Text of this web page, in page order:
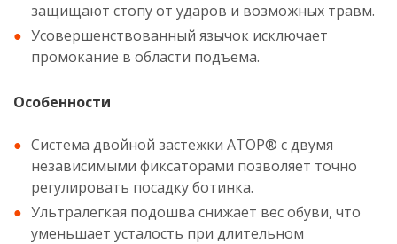
защищают стопу от ударов и возможных травм.
Усовершенствованный язычок исключает
промокание в области подъема.
Особенности
Система двойной застежки ATOP® с двумя
независимыми фиксаторами позволяет точно
регулировать посадку ботинка.
Ультралегкая подошва снижает вес обуви, что
уменьшает усталость при длительном